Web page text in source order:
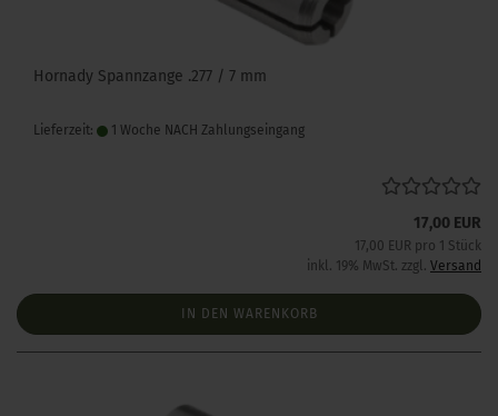
Hornady Spannzange .277 / 7 mm
Lieferzeit: 1 Woche NACH Zahlungseingang
17,00 EUR
17,00 EUR pro 1 Stück
inkl. 19% MwSt. zzgl. Versand
IN DEN WARENKORB